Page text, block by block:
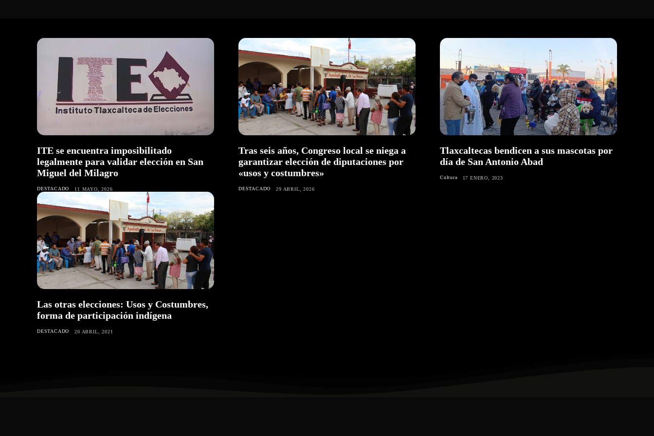
ITE se encuentra imposibilitado
legalmente para validar elección en San
Miguel del Milagro
DESTACADO 11 MAYO, 2026
Tras seis años, Congreso local se niega a
garantizar elección de diputaciones por
«usos y costumbres»
DESTACADO 29 ABRIL, 2026
Tlaxcaltecas bendicen a sus mascotas por
día de San Antonio Abad
Cultura 17 ENERO, 2023
Las otras elecciones: Usos y Costumbres,
forma de participación indígena
DESTACADO 20 ABRIL, 2021